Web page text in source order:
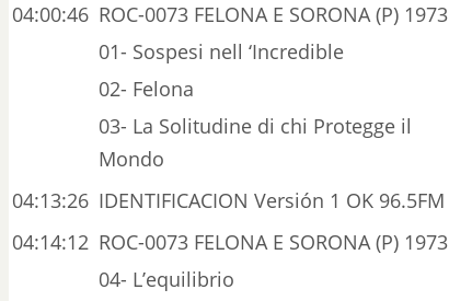
04:00:46 ROC-0073 FELONA E SORONA (P) 1973
01- Sospesi nell ‘Incredible
02- Felona
03- La Solitudine di chi Protegge il
Mondo
04:13:26 IDENTIFICACION Versión 1 OK 96.5FM
04:14:12 ROC-0073 FELONA E SORONA (P) 1973
04- L’equilibrio